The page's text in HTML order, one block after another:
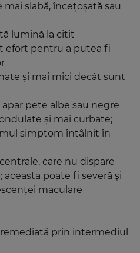
slabă, înceţoşată sau
lumină la citit
efort pentru a putea fi
şi mai mici decât sunt
pete albe sau negre
şi mai curbate;
simptom întâlnit în
care nu dispare
aceasta poate fi severă și
maculare
prin intermediul